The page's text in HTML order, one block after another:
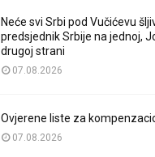
Neće svi Srbi pod Vučićevu
predsjednik Srbije na jednoj,
drugoj strani
07.08.2026
Ovjerene liste za
07.08.2026